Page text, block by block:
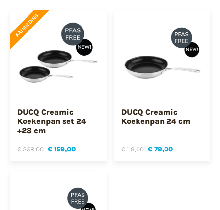
AANBIEDING
DUCQ Creamic
Koekenpan set 24
+28 cm
€ 258,00 € 159,00
DUCQ Creamic
Koekenpan 24 cm
€ 119,00 € 79,00